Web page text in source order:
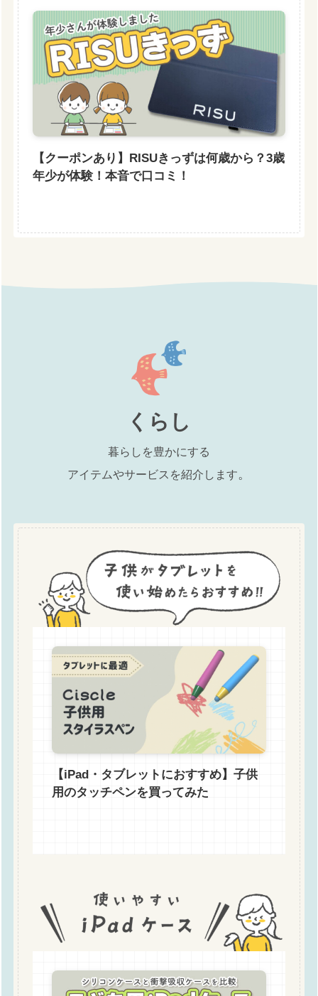
【クーポンあり】RISUきっずは何歳から？3歳
年少が体験！本音で口コミ！
くらし
暮らしを豊かにする
アイテムやサービスを紹介します。
【iPad・タブレットにおすすめ】子供
用のタッチペンを買ってみた